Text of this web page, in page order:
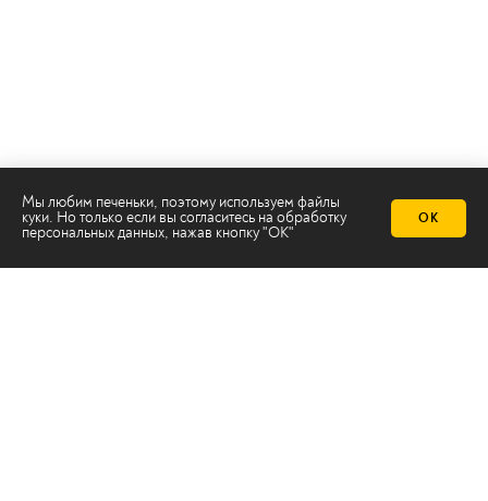
Мы любим печеньки, поэтому используем файлы
куки. Но только если вы согласитесь на обработку
персональных данных, нажав кнопку "ОК"
ОК